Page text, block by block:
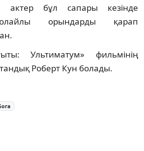
актер бұл сапары кезінде
қолайлы орындарды қарап
Ультиматум» фильмінің
Роберт Кун болады.